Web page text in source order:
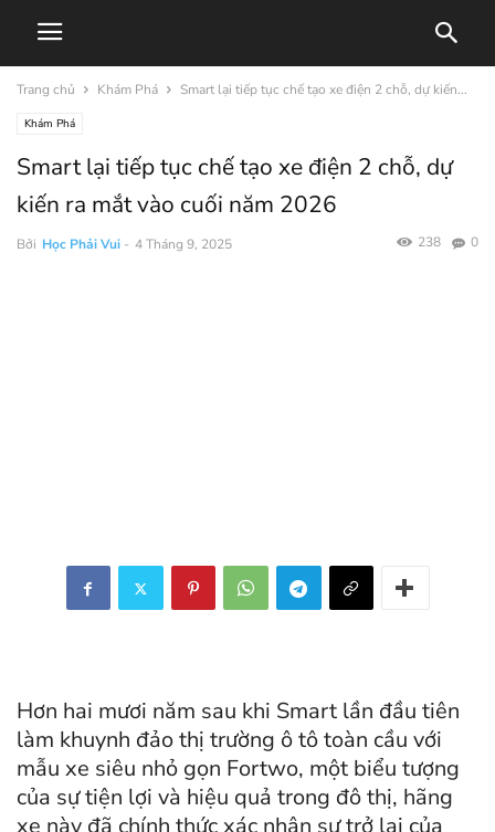
Trang chủ Khám Phá Smart lại tiếp tục chế tạo xe điện 2 chỗ, dự kiến...
Khám Phá
Smart lại tiếp tục chế tạo xe điện 2 chỗ, dự
kiến ra mắt vào cuối năm 2026
Bởi Học Phải Vui - 4 Tháng 9, 2025 0
238
Hơn hai mươi năm sau khi Smart lần đầu tiên
làm khuynh đảo thị trường ô tô toàn cầu với
mẫu xe siêu nhỏ gọn Fortwo, một biểu tượng
của sự tiện lợi và hiệu quả trong đô thị, hãng